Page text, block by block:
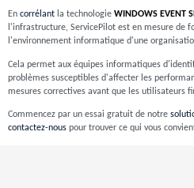
En corrélantla technologie WINDOWS EVENT
l'infrastructure, ServicePilot est en mesure de
l'environnement informatique d'une
Cela permet aux équipes informatiques
problèmes susceptibles d'affecter les
mesures correctives avant que les utilisateurs
Commencez par un essai gratuit de notre
contactez-nouspour trouver ce qui vous